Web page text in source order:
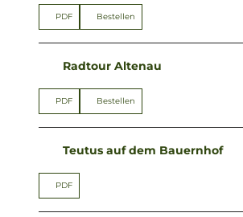
PDF Bestellen
Radtour Altenau
PDF Bestellen
Teutus auf dem Bauernhof
PDF